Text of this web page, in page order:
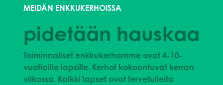
MEIDÄN ENKKUKERHOISSA
pidetään hauskaa
Toiminnaliset enkkukerhomme ovat 4-10-
vuotiaille lapsille. Kerhot kokoontuvat kerran
viikossa. Kaikki lapset ovat tervetulleita